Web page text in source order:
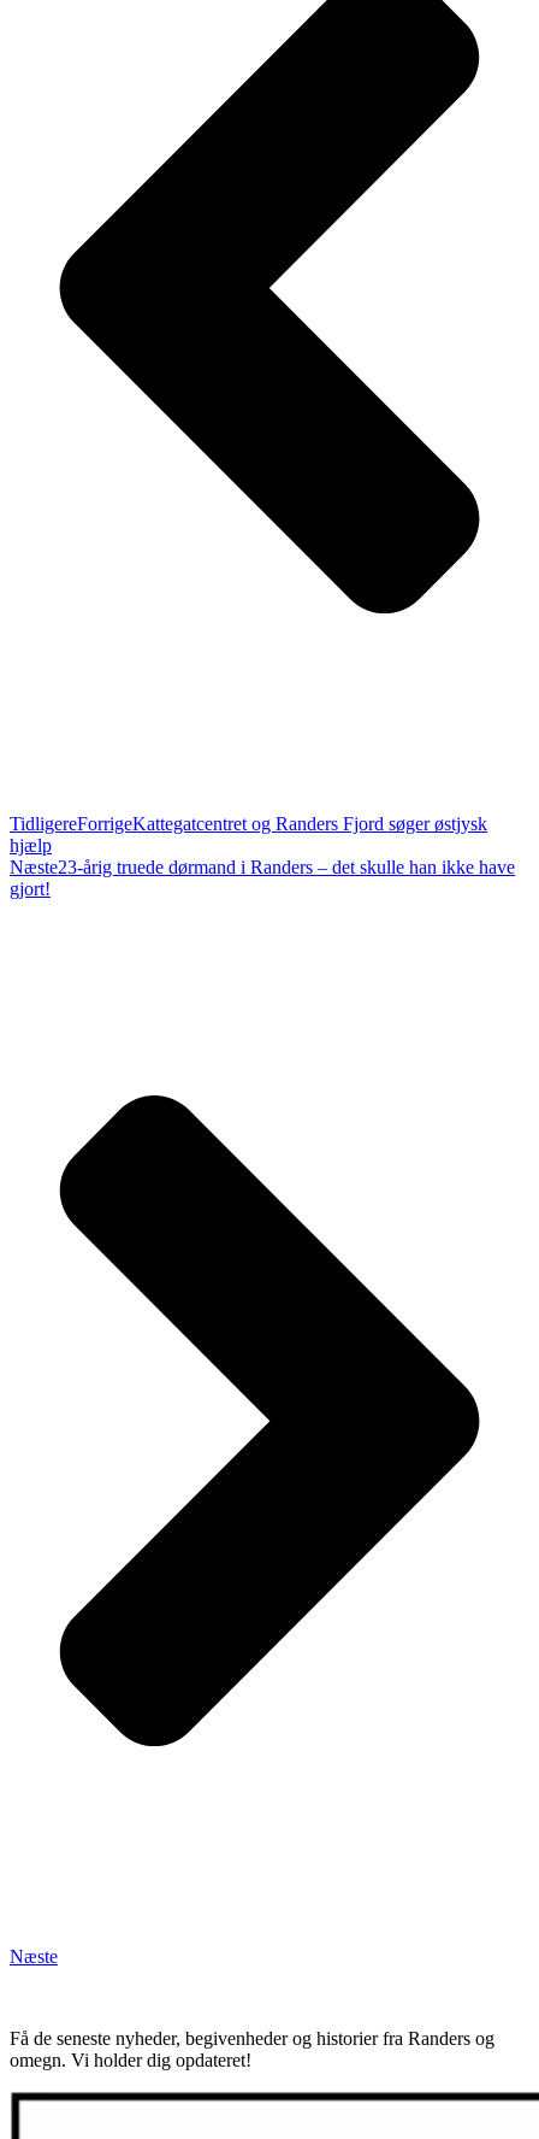
TidligereForrigeKattegatcentret og Randers Fjord søger østjysk
hjælp
Næste23-årig truede dørmand i Randers – det skulle han ikke have
gjort!
Næste
Få de seneste nyheder, begivenheder og historier fra Randers og
omegn. Vi holder dig opdateret!